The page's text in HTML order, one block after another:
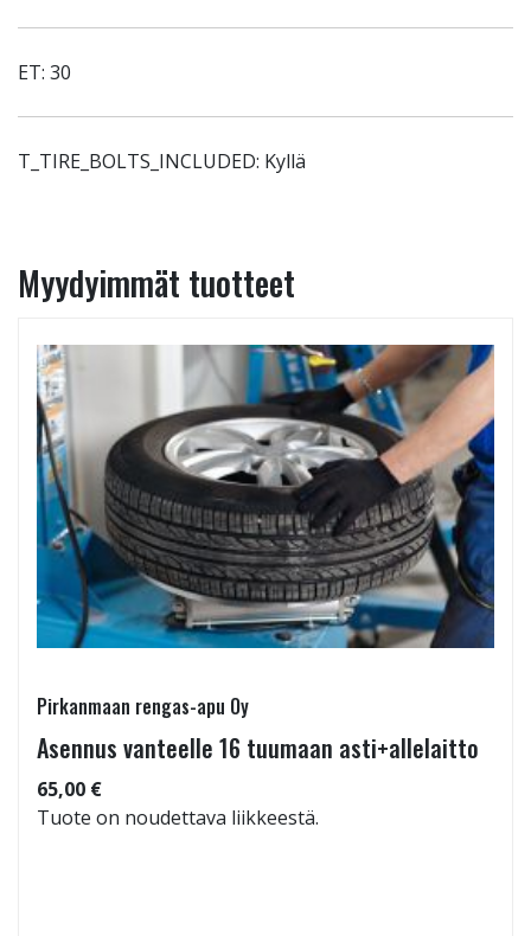
ET: 30
T_TIRE_BOLTS_INCLUDED: Kyllä
Myydyimmät tuotteet
Pirkanmaan rengas-apu Oy
Asennus vanteelle 16 tuumaan asti+allelaitto
65,00 €
Tuote on noudettava liikkeestä.